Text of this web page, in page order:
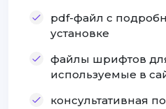
pdf-файл с
установке
файлы шрифтов
используемые в
консультативная